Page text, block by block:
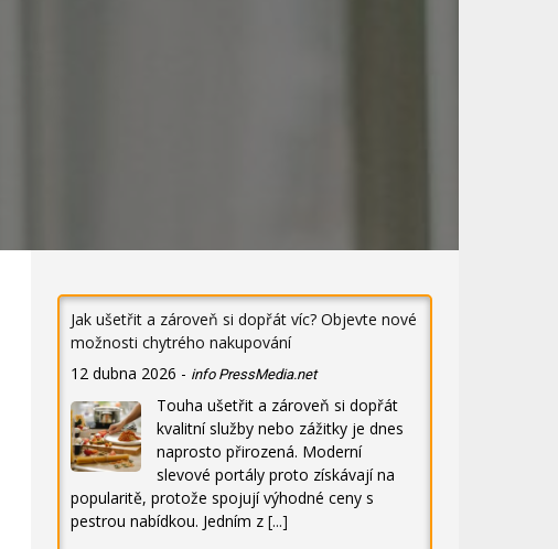
Jak ušetřit a zároveň si dopřát víc? Objevte nové
možnosti chytrého nakupování
12 dubna 2026 - info PressMedia.net
Touha ušetřit a zároveň si dopřát
kvalitní služby nebo zážitky je dnes
naprosto přirozená. Moderní
slevové portály proto získávají na
popularitě, protože spojují výhodné ceny s
pestrou nabídkou. Jedním z [...]